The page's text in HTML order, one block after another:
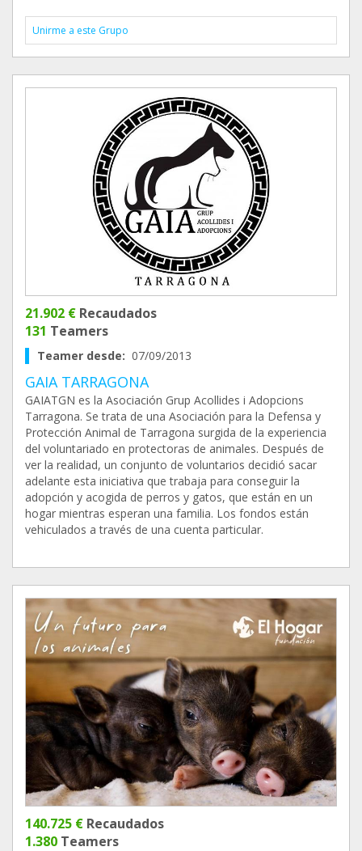
Unirme a este Grupo
21.902 € Recaudados
131 Teamers
Teamer desde: 07/09/2013
GAIA TARRAGONA
GAIATGN es la Asociación Grup Acollides i Adopcions
Tarragona. Se trata de una Asociación para la Defensa y
Protección Animal de Tarragona surgida de la experiencia
del voluntariado en protectoras de animales. Después de
ver la realidad, un conjunto de voluntarios decidió sacar
adelante esta iniciativa que trabaja para conseguir la
adopción y acogida de perros y gatos, que están en un
hogar mientras esperan una familia. Los fondos están
vehiculados a través de una cuenta particular.
140.725 € Recaudados
1.380 Teamers